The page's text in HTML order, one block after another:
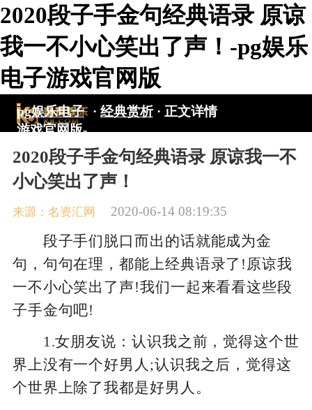
2020段子手金句经典语录 原谅
我一不小心笑出了声！-pg娱乐
电子游戏官网版
pg娱乐电子
游戏官网版-
pg电子游戏
入口
· 经典赏析 · 正文详情
2020段子手金句经典语录 原谅我一不
小心笑出了声！
来源：名资汇网 2020-06-14 08:19:35
段子手们脱口而出的话就能成为金
句，句句在理，都能上经典语录了!原谅我
一不小心笑出了声!我们一起来看看这些段
子手金句吧!
1.女朋友说：认识我之前，觉得这个世
界上没有一个好男人;认识我之后，觉得这
个世界上除了我都是好男人。